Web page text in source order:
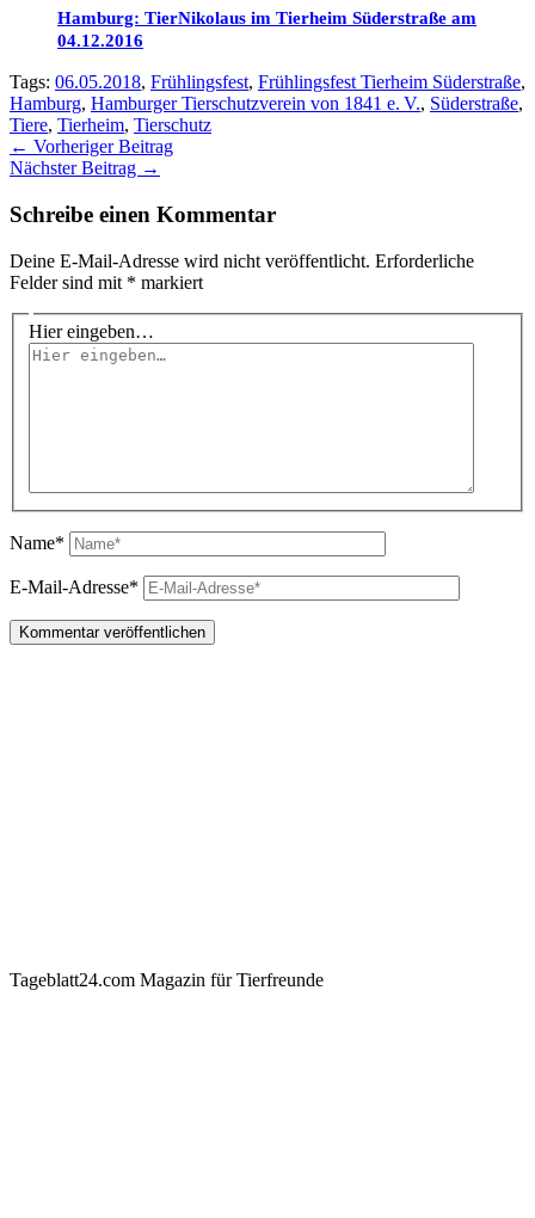
Hamburg: TierNikolaus im Tierheim Süderstraße am
04.12.2016
Tags: 06.05.2018, Frühlingsfest, Frühlingsfest Tierheim Süderstraße,
Hamburg, Hamburger Tierschutzverein von 1841 e. V., Süderstraße,
Tiere, Tierheim, Tierschutz
← Vorheriger Beitrag
Nächster Beitrag →
Schreibe einen Kommentar
Deine E-Mail-Adresse wird nicht veröffentlicht. Erforderliche
Felder sind mit * markiert
Hier eingeben…
Name*
E-Mail-Adresse*
Tageblatt24.com Magazin für Tierfreunde